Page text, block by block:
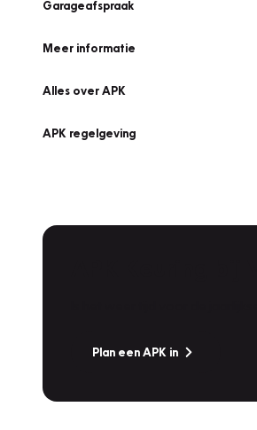
Garageafspraak
Meer informatie
Alles over APK
APK regelgeving
Plan een APK in